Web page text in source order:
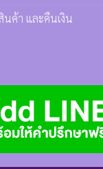
ค้า และคืนเงิน